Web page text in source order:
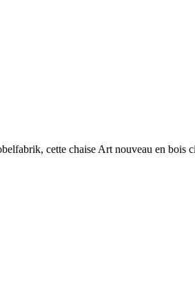
cette chaise Art nouveau en bois